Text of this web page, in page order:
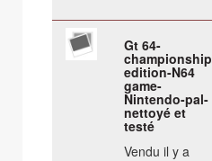
Gt 64-
championship
edition-N64
game-
Nintendo-pal-
nettoyé et
testé
Vendu il y a